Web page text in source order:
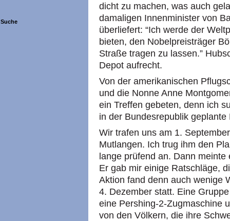
Suche
dicht zu machen, was auch
damaligen Innenminister von
überliefert: “Ich werde der
bieten, den Nobelpreisträger
Straße tragen zu lassen.”
Depot aufrecht.
Von der amerikanischen
und die Nonne Anne
ein Treffen gebeten, denn ich
in der Bundesrepublik geplante
Wir trafen uns am 1.
Mutlangen. Ich trug ihm den
lange prüfend an. Dann meinte
Er gab mir einige Ratschläge,
Aktion fand denn auch wenige
4. Dezember statt. Eine
eine Pershing-2-Zugmaschine
von den Völkern, die ihre